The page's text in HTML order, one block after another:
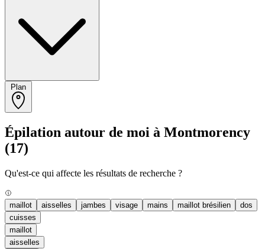
Épilation autour de moi à Montmorency
(17)
Qu'est-ce qui affecte les résultats de recherche ?
maillot aisselles jambes visage mains maillot brésilien
dos
cuisses
maillot
aisselles